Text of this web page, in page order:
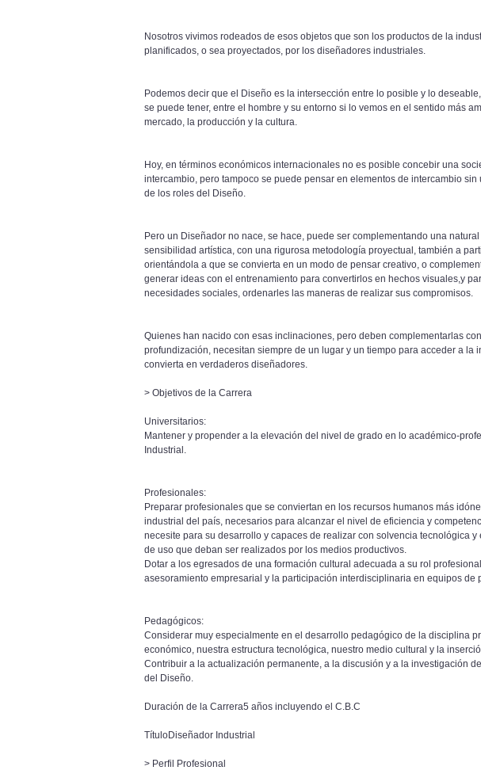
Nosotros vivimos rodeados de esos objetos que son los productos de la
planificados, o sea proyectados, por los diseñadores industriales.
Podemos decir que el Diseño es la intersección entre lo posible y lo
se puede tener, entre el hombre y su entorno si lo vemos en el sentido más
mercado, la producción y la cultura.
Hoy, en términos económicos internacionales no es posible concebir una
intercambio, pero tampoco se puede pensar en elementos de intercambio
de los roles del Diseño.
Pero un Diseñador no nace, se hace, puede ser complementando una
sensibilidad artística, con una rigurosa metodología proyectual, también a
orientándola a que se convierta en un modo de pensar creativo, o
generar ideas con el entrenamiento para convertirlos en hechos visuales,y
necesidades sociales, ordenarles las maneras de realizar sus compromisos.
Quienes han nacido con esas inclinaciones, pero deben complementarlas
profundización, necesitan siempre de un lugar y un tiempo para acceder a la
convierta en verdaderos diseñadores.
> Objetivos de la Carrera
Universitarios:
Mantener y propender a la elevación del nivel de grado en lo académico-
Industrial.
Profesionales:
Preparar profesionales que se conviertan en los recursos humanos más
industrial del país, necesarios para alcanzar el nivel de eficiencia y
necesite para su desarrollo y capaces de realizar con solvencia tecnológica
de uso que deban ser realizados por los medios productivos.
Dotar a los egresados de una formación cultural adecuada a su rol
asesoramiento empresarial y la participación interdisciplinaria en equipos de
Pedagógicos:
Considerar muy especialmente en el desarrollo pedagógico de la disciplina
económico, nuestra estructura tecnológica, nuestro medio cultural y la
Contribuir a la actualización permanente, a la discusión y a la investigación
del Diseño.
Duración de la Carrera5 años incluyendo el C.B.C
TítuloDiseñador Industrial
> Perfil Profesional